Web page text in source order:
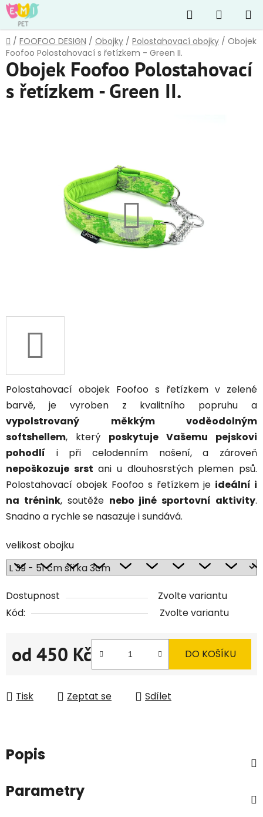
Přejít
na
obsah
Hledat
KOŠÍK
Domů
/ FOOFOO DESIGN / Obojky / Polostahovací obojky / Obojek
Foofoo Polostahovací s řetízkem - Green II.
Polostahovací obojek Foofoo s řetízkem v zelené
barvě, je vyroben z kvalitního popruhu a
vypolstrovaný měkkým voděodolným
softshellem, který poskytuje Vašemu pejskovi
pohodlí i při celodenním nošení, a zároveň
nepoškozuje srst ani u dlouhosrstých plemen psů.
Polostahovací obojek Foofoo s řetízkem je ideální i
na trénink, soutěže nebo jiné sportovní aktivity.
Snadno a rychle se nasazuje i sundává.
velikost obojku
Dostupnost
Zvolte variantu
Kód:
Zvolte variantu
od 450 Kč DO KOŠÍKU
Tisk Zeptat se Sdílet
Obojek Foofoo Polostahovací
s řetízkem - Green II.
Popis
Parametry